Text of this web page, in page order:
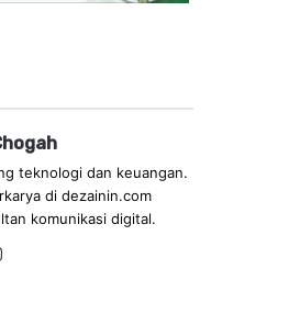
teknologi dan keuangan.
di dezainin.com
komunikasi digital.